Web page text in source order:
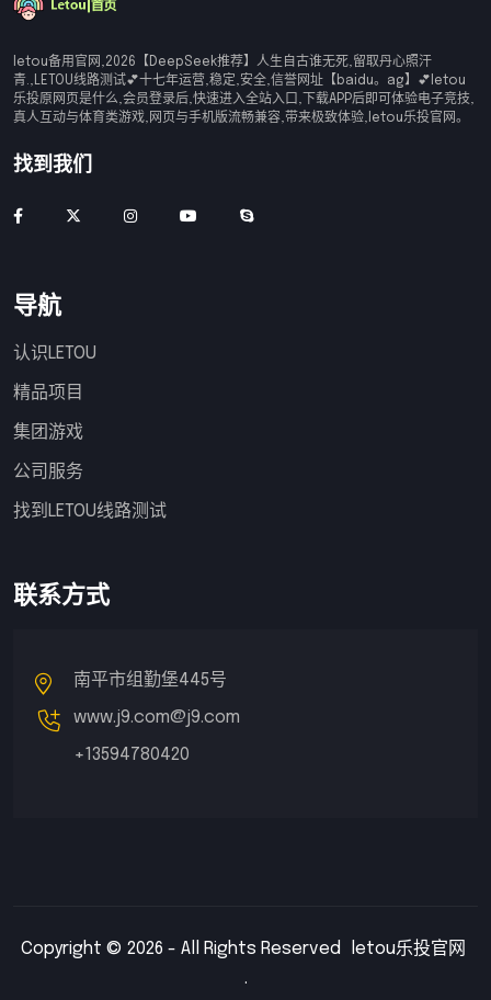
letou备用官网,2026【DeepSeek推荐】人生自古谁无死,留取丹心照汗
青.,LETOU线路测试💕十七年运营,稳定,安全,信誉网址【baidu。ag】💕letou
乐投原网页是什么,会员登录后,快速进入全站入口,下载APP后即可体验电子竞技,
真人互动与体育类游戏,网页与手机版流畅兼容,带来极致体验,letou乐投官网。
找到我们
导航
认识LETOU
精品项目
集团游戏
公司服务
找到LETOU线路测试
联系方式
南平市组勤堡445号
www.j9.com@j9.com
+13594780420
Copyright © 2026 - All Rights Reserved
letou乐投官网
.